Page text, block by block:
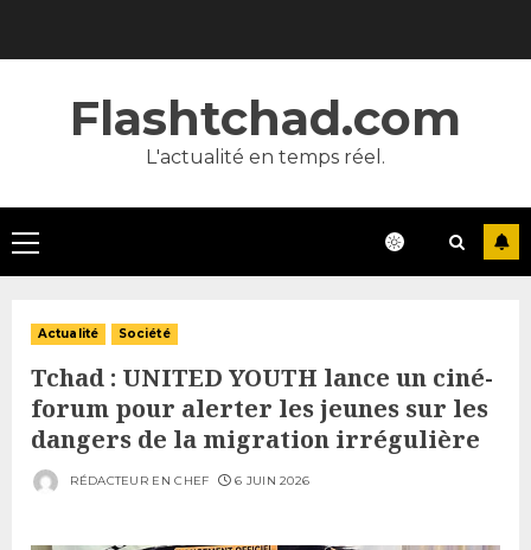
Flashtchad.com
L'actualité en temps réel.
Primary
Menu
Actualité Société
Tchad : UNITED YOUTH lance un ciné-
forum pour alerter les jeunes sur les
dangers de la migration irrégulière
RÉDACTEUR EN CHEF 6 JUIN 2026